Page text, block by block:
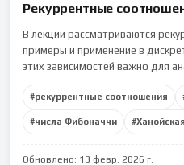
Рекуррентные
В лекции рассматриваются
примеры и применение в
этих зависимостей важно для
#рекуррентные соотношения
#числа Фибоначчи #
Обновлено: 13 февр. 2026 г.